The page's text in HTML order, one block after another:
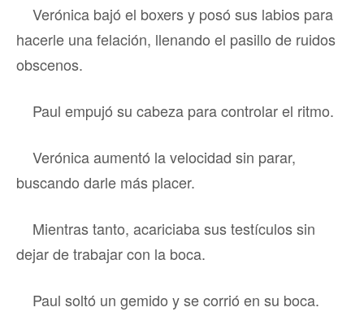
Verónica bajó el boxers y posó sus labios para
hacerle una felación, llenando el pasillo de ruidos
obscenos.
Paul empujó su cabeza para controlar el ritmo.
Verónica aumentó la velocidad sin parar,
buscando darle más placer.
Mientras tanto, acariciaba sus testículos sin
dejar de trabajar con la boca.
Paul soltó un gemido y se corrió en su boca.